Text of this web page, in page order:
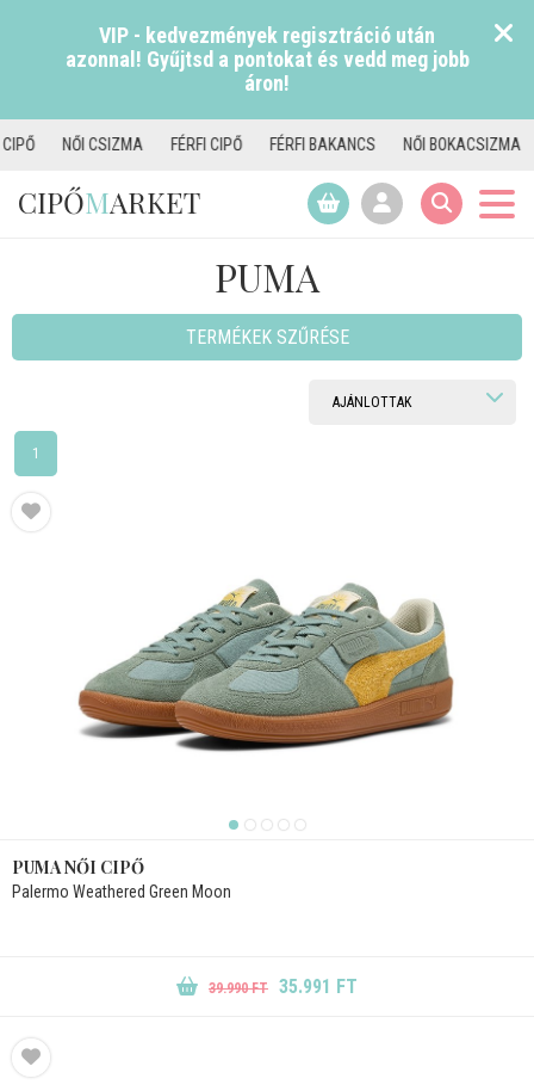
VIP - kedvezmények regisztráció után
azonnal! Gyűjtsd a pontokat és vedd meg jobb
áron!
NŐI CSIZMA FÉRFI CIPŐ FÉRFI BAKANCS NŐI BOKACSIZMA NŐI
CIPŐMARKET
PUMA
TERMÉKEK SZŰRÉSE
1
PUMA NŐI CIPŐ
Palermo Weathered Green Moon
39.990 FT 35.991 FT